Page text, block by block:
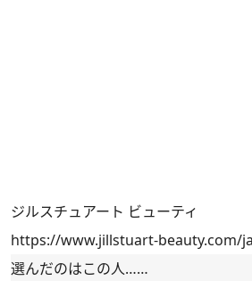
ジルスチュアート ビューティ
https://www.jillstuart-beauty.com/
選んだのはこの人……